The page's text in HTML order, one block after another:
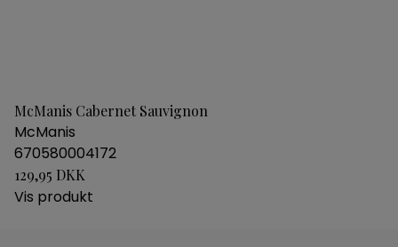
McManis Cabernet Sauvignon
McManis
670580004172
129,95 DKK
Vis produkt